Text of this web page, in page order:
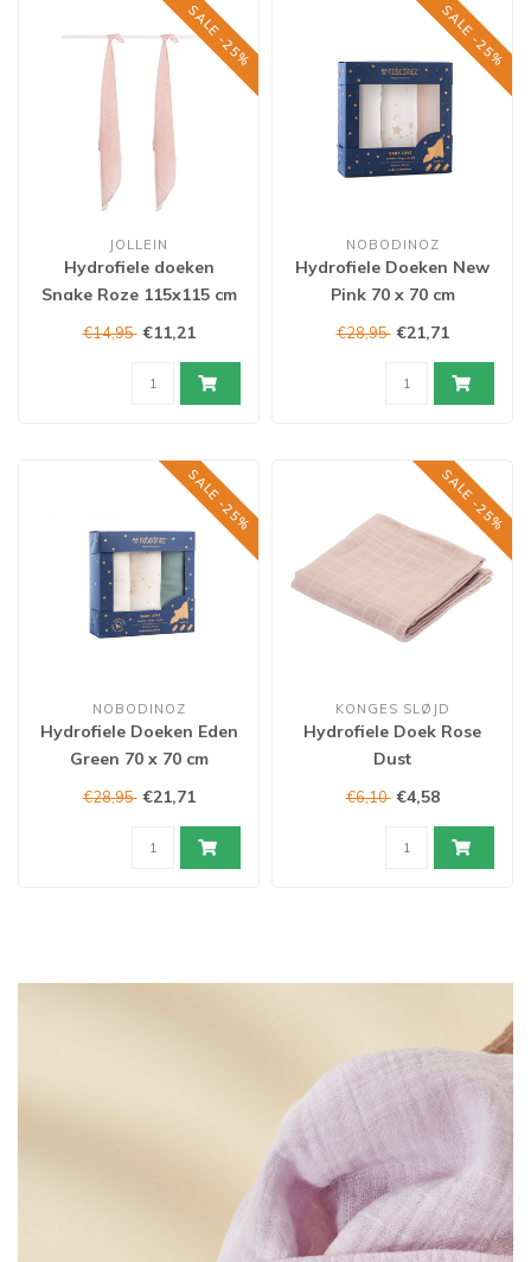
SALE -25%
JOLLEIN
Hydrofiele doeken
Snake Roze 115x115 cm
€14,95 €11,21
SALE -25%
NOBODINOZ
Hydrofiele Doeken New
Pink 70 x 70 cm
€28,95 €21,71
SALE -25%
NOBODINOZ
Hydrofiele Doeken Eden
Green 70 x 70 cm
€28,95 €21,71
SALE -25%
KONGES SLØJD
Hydrofiele Doek Rose
Dust
€6,10 €4,58